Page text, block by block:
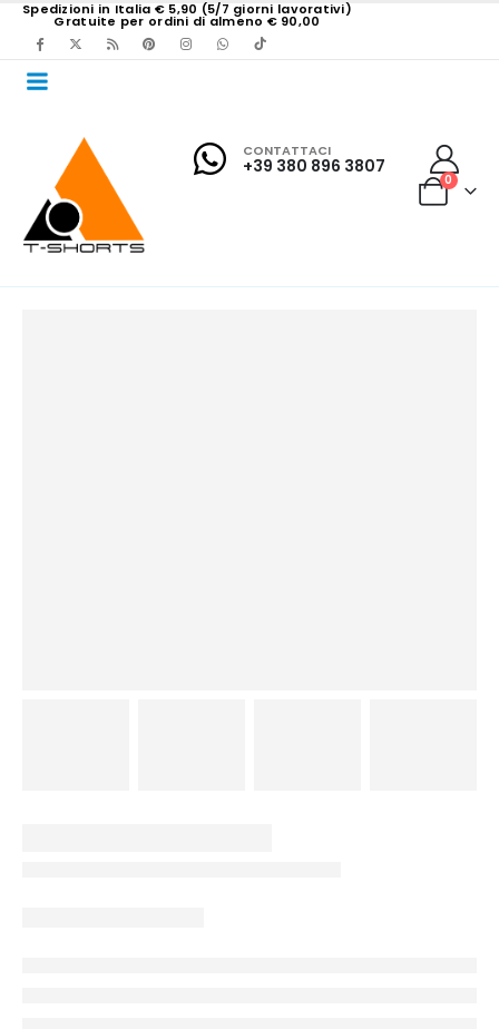
Spedizioni in Italia € 5,90 (5/7 giorni lavorativi)
Gratuite per ordini di almeno € 90,00
CONTATTACI
+39 380 896 3807
0